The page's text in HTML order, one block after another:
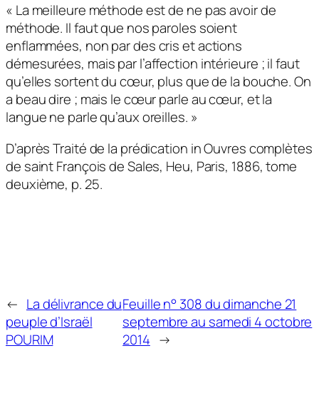
« La meilleure méthode est de ne pas avoir de
méthode. Il faut que nos paroles soient
enflammées, non par des cris et actions
démesurées, mais par l’affection intérieure ; il faut
qu’elles sortent du cœur, plus que de la bouche. On
a beau dire ; mais le cœur parle au cœur, et la
langue ne parle qu’aux oreilles. »
D’après Traité de la prédication in Ouvres complètes
de saint François de Sales, Heu, Paris, 1886, tome
deuxième, p. 25.
← La délivrance du
peuple d’Israël
POURIM
Feuille n° 308 du dimanche 21
septembre au samedi 4 octobre
2014 →